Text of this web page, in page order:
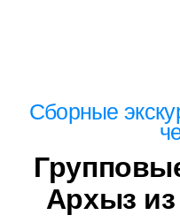
Сборные
Архыз